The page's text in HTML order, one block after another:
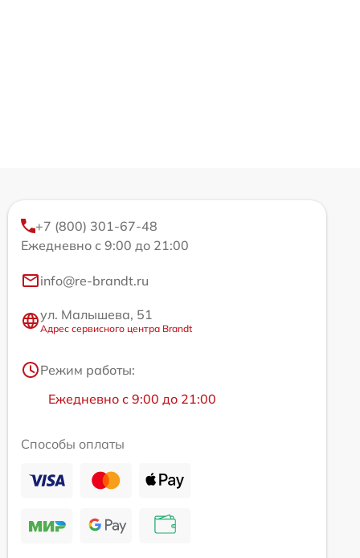
+7 (800) 301-67-48
Ежедневно с 9:00 до 21:00
info@re-brandt.ru
ул. Малышева, 51
Адрес сервисного центра Brandt
Режим работы:
Ежедневно с 9:00 до 21:00
Способы оплаты